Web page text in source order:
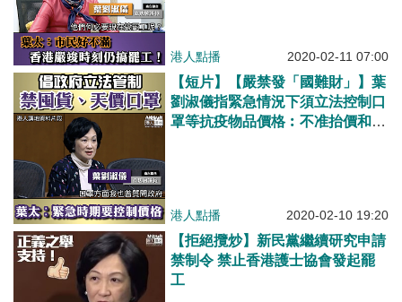
港人點播 2020-02-11 07:00
【短片】【嚴禁發「國難財」】葉
劉淑儀指緊急情況下須立法控制口
罩等抗疫物品價格︰不准抬價和囤
港人點播 2020-02-10 19:20
【拒絕攬炒】新民黨繼續研究申請
禁制令 禁止香港護士協會發起罷
工